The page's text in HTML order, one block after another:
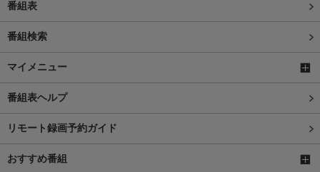
番組表
番組検索
マイメニュー
番組表ヘルプ
リモート録画予約ガイド
おすすめ番組